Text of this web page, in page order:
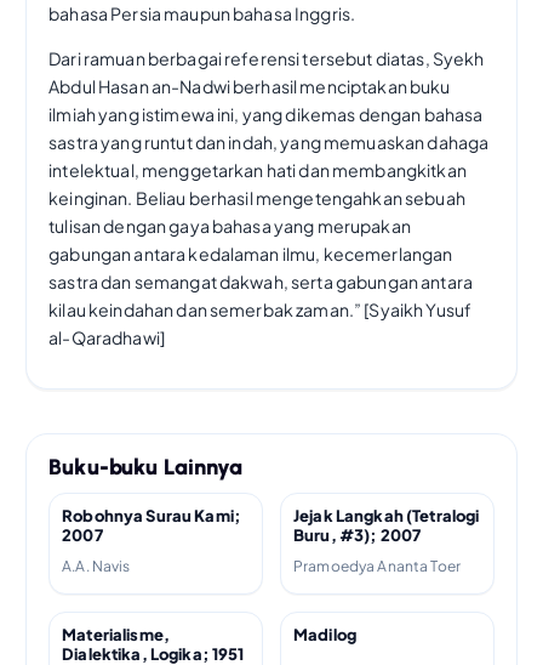
bahasa Persia maupun bahasa Inggris.
Dari ramuan berbagai referensi tersebut diatas, Syekh
Abdul Hasan an-Nadwi berhasil menciptakan buku
ilmiah yang istimewa ini, yang dikemas dengan bahasa
sastra yang runtut dan indah, yang memuaskan dahaga
intelektual, menggetarkan hati dan membangkitkan
keinginan. Beliau berhasil mengetengahkan sebuah
tulisan dengan gaya bahasa yang merupakan
gabungan antara kedalaman ilmu, kecemerlangan
sastra dan semangat dakwah, serta gabungan antara
kilau keindahan dan semerbak zaman.” [Syaikh Yusuf
al-Qaradhawi]
Buku-buku Lainnya
Robohnya Surau Kami;
2007
A.A. Navis
Jejak Langkah (Tetralogi
Buru, #3); 2007
Pramoedya Ananta Toer
Materialisme,
Dialektika, Logika; 1951
Madilog